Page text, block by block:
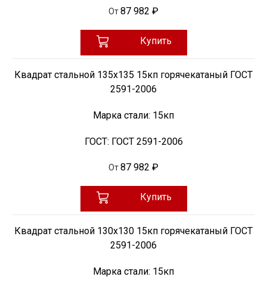
От87 982 ₽
Купить
Квадрат стальной 135х135 15кп горячекатаный ГОСТ
2591-2006
Марка стали: 15кп
ГОСТ: ГОСТ 2591-2006
От87 982 ₽
Купить
Квадрат стальной 130х130 15кп горячекатаный ГОСТ
2591-2006
Марка стали: 15кп